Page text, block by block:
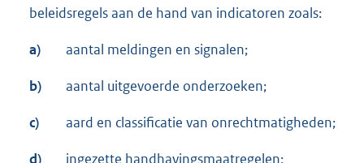
beleidsregels aan de hand van indicatoren zoals:
a) aantal meldingen en signalen;
b) aantal uitgevoerde onderzoeken;
c) aard en classificatie van onrechtmatigheden;
d) ingezette handhavingsmaatregelen;